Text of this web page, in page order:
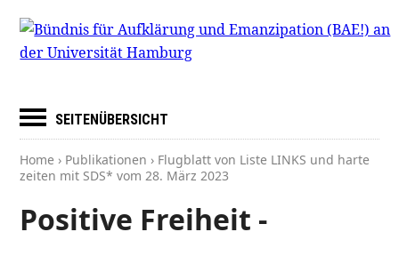
SEITENÜBERSICHT
Home › Publikationen › Flugblatt von Liste LINKS und harte
zeiten mit SDS* vom28. März 2023
Positive Freiheit -